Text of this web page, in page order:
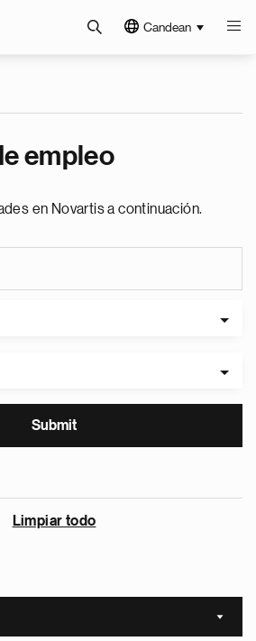
Candean
empleo
en Novartis a continuación.
Limpiar todo
Sort